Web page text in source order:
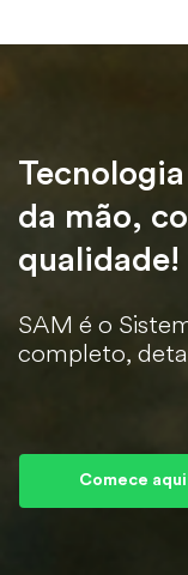
da mão,
qualidade!
SAM é o
completo,
Comece aqui